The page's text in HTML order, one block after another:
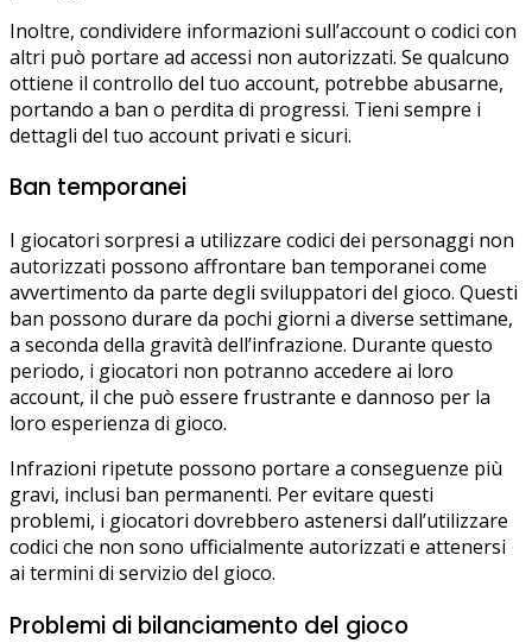
Inoltre, condividere informazioni sull’account o codici con
altri può portare ad accessi non autorizzati. Se qualcuno
ottiene il controllo del tuo account, potrebbe abusarne,
portando a ban o perdita di progressi. Tieni sempre i
dettagli del tuo account privati e sicuri.
Ban temporanei
I giocatori sorpresi a utilizzare codici dei personaggi non
autorizzati possono affrontare ban temporanei come
avvertimento da parte degli sviluppatori del gioco. Questi
ban possono durare da pochi giorni a diverse settimane,
a seconda della gravità dell’infrazione. Durante questo
periodo, i giocatori non potranno accedere ai loro
account, il che può essere frustrante e dannoso per la
loro esperienza di gioco.
Infrazioni ripetute possono portare a conseguenze più
gravi, inclusi ban permanenti. Per evitare questi
problemi, i giocatori dovrebbero astenersi dall’utilizzare
codici che non sono ufficialmente autorizzati e attenersi
ai termini di servizio del gioco.
Problemi di bilanciamento del gioco